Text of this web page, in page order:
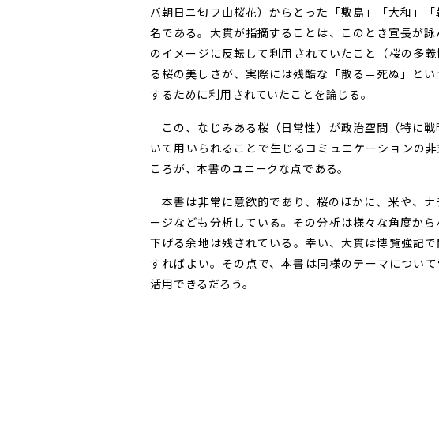
バ朝日ニ匂フ山桜花）からとった「敷島」「大和」
名である。大貫が指摘することは、このとき宣長が
のイメージに反転して利用されていたこと（桜の多
る桜の美しさが、実際には残酷な「散る＝死ぬ」と
するために利用されていたことを論じる。
この、なじみある桜（日常性）が政治空間（特に
いて用いられることで生じるコミュニケーションの
ころが、本書のユニークな点である。
本書は非常に意欲的であり、桜のほかに、米や、
ージなども分析している。その分析は様々な角度か
下げる余地は残されている。幸い、大貫は博覧強記
すればよい。その点で、本書は同様のテーマについ
活用できるだろう。